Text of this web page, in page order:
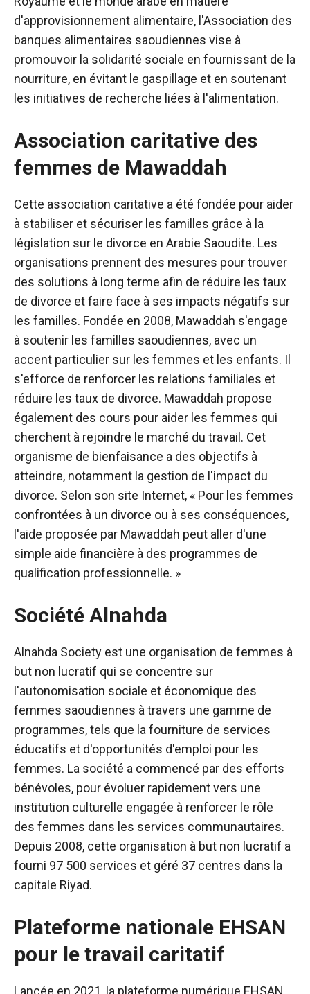
d'approvisionnement alimentaire, l'Association des
banques alimentaires saoudiennes vise à
promouvoir la solidarité sociale en fournissant de la
nourriture, en évitant le gaspillage et en soutenant
les initiatives de recherche liées à l'alimentation.
Association caritative des
femmes de Mawaddah
Cette association caritative a été fondée pour aider
à stabiliser et sécuriser les familles grâce à la
législation sur le divorce en Arabie Saoudite. Les
organisations prennent des mesures pour trouver
des solutions à long terme afin de réduire les taux
de divorce et faire face à ses impacts négatifs sur
les familles. Fondée en 2008, Mawaddah s'engage
à soutenir les familles saoudiennes, avec un
accent particulier sur les femmes et les enfants. Il
s'efforce de renforcer les relations familiales et
réduire les taux de divorce. Mawaddah propose
également des cours pour aider les femmes qui
cherchent à rejoindre le marché du travail. Cet
organisme de bienfaisance a des objectifs à
atteindre, notamment la gestion de l'impact du
divorce. Selon son site Internet, « Pour les femmes
confrontées à un divorce ou à ses conséquences,
l'aide proposée par Mawaddah peut aller d'une
simple aide financière à des programmes de
qualification professionnelle. »
Société Alnahda
Alnahda Society est une organisation de femmes à
but non lucratif qui se concentre sur
l'autonomisation sociale et économique des
femmes saoudiennes à travers une gamme de
programmes, tels que la fourniture de services
éducatifs et d'opportunités d'emploi pour les
femmes. La société a commencé par des efforts
bénévoles, pour évoluer rapidement vers une
institution culturelle engagée à renforcer le rôle
des femmes dans les services communautaires.
Depuis 2008, cette organisation à but non lucratif a
fourni 97 500 services et géré 37 centres dans la
capitale Riyad.
Plateforme nationale EHSAN
pour le travail caritatif
Lancée en 2021, la plateforme numérique EHSAN